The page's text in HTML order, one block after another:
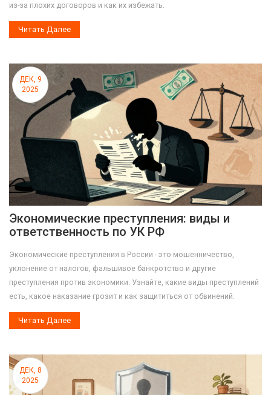
из-за плохих договоров и как их избежать.
Читать Далее
ДЕК, 9
2025
Экономические преступления: виды и
ответственность по УК РФ
Экономические преступления в России - это мошенничество,
уклонение от налогов, фальшивое банкротство и другие
преступления против экономики. Узнайте, какие виды преступлений
есть, какое наказание грозит и как защититься от обвинений.
Читать Далее
ДЕК, 8
2025